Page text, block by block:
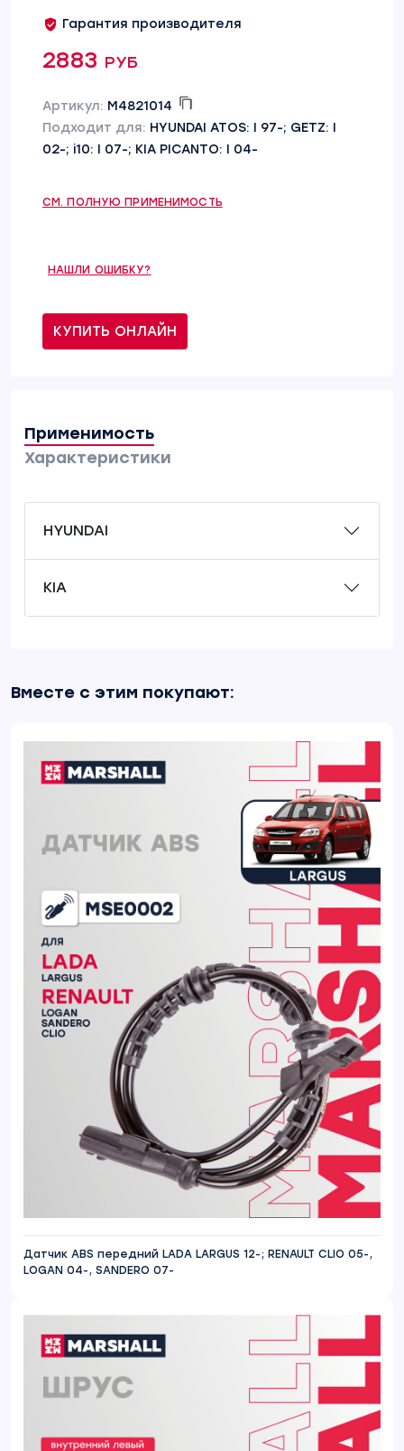
Гарантия производителя
2883 руб
Артикул: M4821014
Подходит для: HYUNDAI ATOS: I 97-; GETZ: I
02-; i10: I 07-; KIA PICANTO: I 04-
СМ. ПОЛНУЮ ПРИМЕНИМОСТЬ
НАШЛИ ОШИБКУ?
КУПИТЬ ОНЛАЙН
Применимость
Характеристики
HYUNDAI
KIA
Вместе с этим покупают:
Датчик ABS передний LADA LARGUS 12-; RENAULT CLIO 05-,
LOGAN 04-, SANDERO 07-